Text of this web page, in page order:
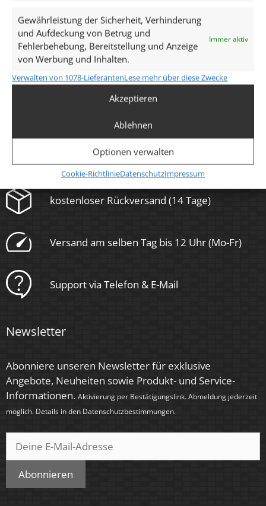
Gewährleistung der Sicherheit, Verhinderung
und Aufdeckung von Betrug und
Fehlerbehebung, Bereitstellung und Anzeige
von Werbung und Inhalten.
Immer aktiv
Verwalten von 1078-LieferantenLese mehr über diese Zwecke
Akzeptieren
Ablehnen
Optionen verwalten
Cookie-RichtlinieDatenschutzImpressum
Lieferzeit:1-3 Tage
kostenloser Versand (DE)
kostenloser Rückversand (14 Tage)
Versand am selben Tag bis 12 Uhr (Mo-Fr)
Support via Telefon & E-Mail
Newsletter
Abonniere unseren Newsletter für exklusive
Angebote, Neuheiten sowie Produkt- und Service-
Informationen. Aktivierung per Bestätigungslink. Abmeldung jederzeit
möglich. Details in den Datenschutzbestimmungen.
Abonnieren